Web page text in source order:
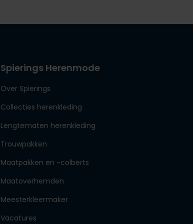
Spierings Herenmode
Over Spierings
Collecties herenkleding
Lengtematen herenkleding
Trouwpakken
Maatpakken en -colberts
Maatoverhemden
Meesterkleermaker
Vacatures